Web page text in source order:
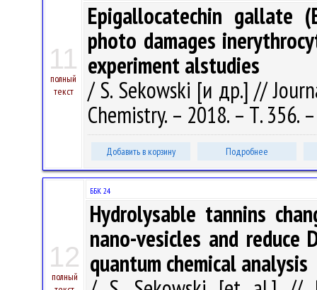
11
полный
текст
Epigallocatechin gallate
photo damages
experiment alstudies
/ S. Sekowski [и др.] //
Chemistry. – 2018. – Т.
Добавить в корзину Подробнее
12
полный
ББК 24
Hydrolysable tannins
nano-vesicles and reduce
quantum chemical analysis